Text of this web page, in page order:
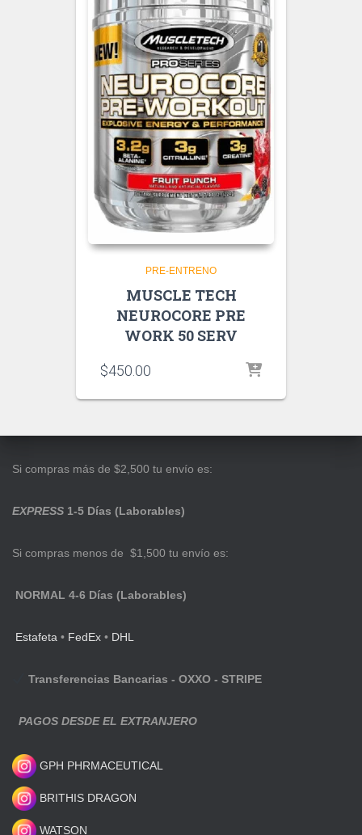
PRE-ENTRENO
MUSCLE TECH
NEUROCORE PRE
WORK 50 SERV
$450.00
Si compras más de $2,500 tu envío es:
EXPRESS 1-5 Días (Laborables)
Si compras menos de $1,500 tu envío es:
NORMAL 4-6 Días (Laborables)
Estafeta • FedEx • DHL
Transferencias Bancarias - OXXO - STRIPE
PAGOS DESDE EL EXTRANJERO
GPH PHRMACEUTICAL
BRITHIS DRAGON
WATSON